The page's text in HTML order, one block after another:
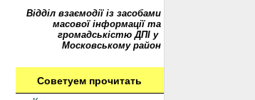
Відділ взаємодії із засобами
масової інформації та
громадськістю ДПІ у
Московському район
Советуем прочитать